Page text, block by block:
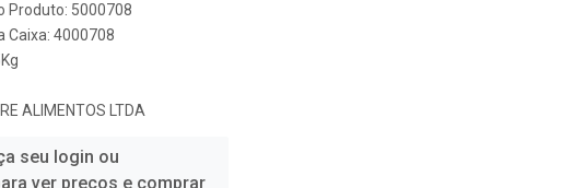
Produto: 5000708
Caixa: 4000708
ALIMENTOS LTDA
seu login ou
ver preços e comprar